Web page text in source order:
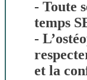
- Toute
temps
-
et la